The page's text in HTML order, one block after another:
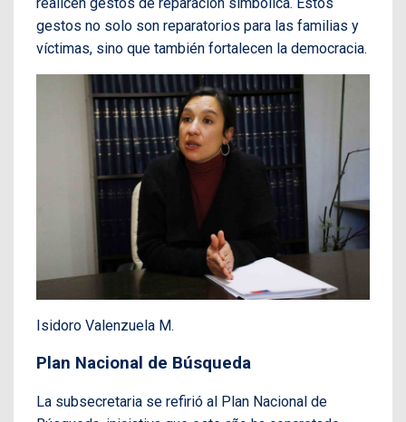
realicen gestos de reparación simbólica. Estos
gestos no solo son reparatorios para las familias y
víctimas, sino que también fortalecen la democracia.
Isidoro Valenzuela M.
Plan Nacional de Búsqueda
La subsecretaria se refirió al Plan Nacional de